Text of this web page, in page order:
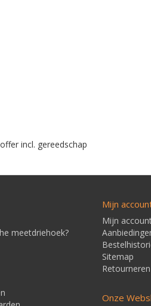
incl. gereedschap
meetdriehoek?
Mijn
Mijn
Sitemap
Onze